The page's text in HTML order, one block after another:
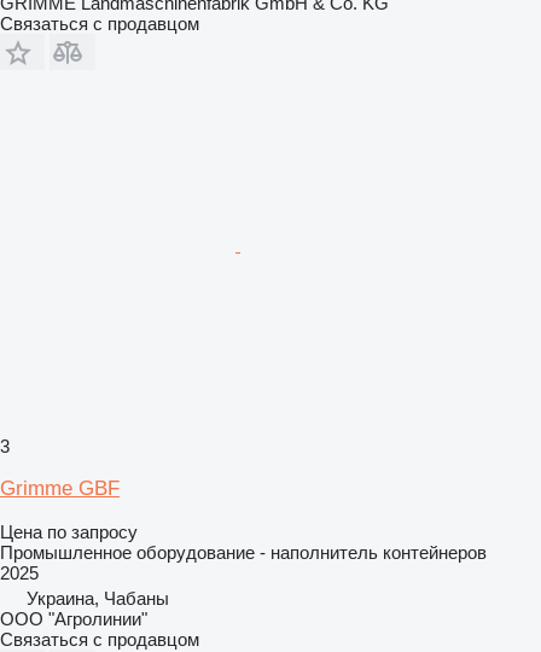
Связаться с продавцом
3
Grimme GBF
Цена по запросу
Промышленное оборудование - наполнитель контейнеров
2025
Украина, Чабаны
ООО "Агролинии"
Связаться с продавцом